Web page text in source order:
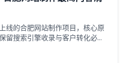
线的合肥网站制作项目，核心原
留搜索引擎收录与客户转化必备
零冗余。避免因内容繁杂、资料
时保证网站合规可上线、可收